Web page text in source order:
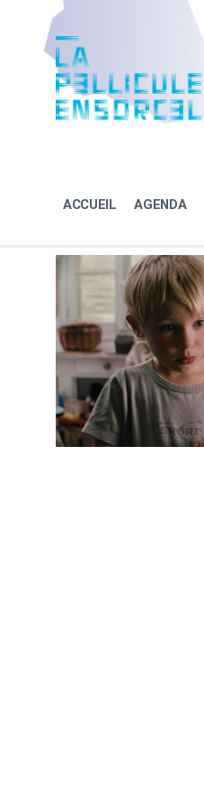
content
navigation
ACCUEIL AGENDA